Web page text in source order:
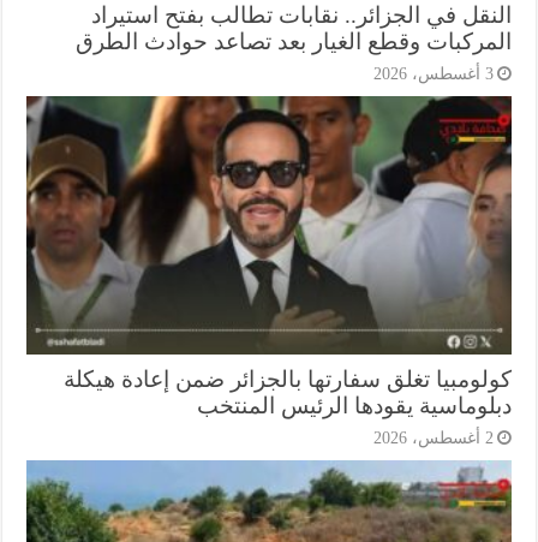
في الجزائر.. نقابات تطالب بفتح استيراد
وقطع الغيار بعد تصاعد حوادث الطرق
تغلق سفارتها بالجزائر ضمن إعادة هيكلة
يقودها الرئيس المنتخب